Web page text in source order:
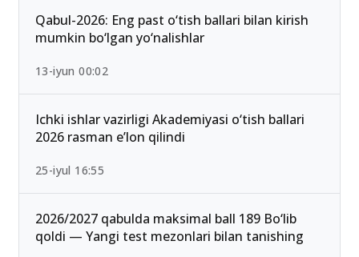
Qabul-2026: Eng past o‘tish ballari bilan kirish
mumkin bo‘lgan yo‘nalishlar
13-iyun 00:02
Ichki ishlar vazirligi Akademiyasi o‘tish ballari
2026 rasman e’lon qilindi
25-iyul 16:55
2026/2027 qabulda maksimal ball 189 Bo‘lib
qoldi — Yangi test mezonlari bilan tanishing